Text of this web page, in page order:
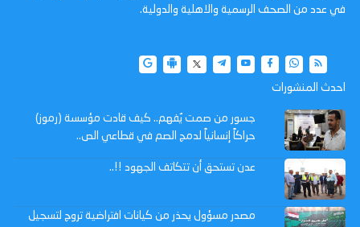
في عدد من الصحف الرسمية والاهلية والدولية.
احدث المنشورات
جسور من صمت يُفهم.. كيف قادت مؤسسة (رموز)
حراكاً إنسانياً لدمج الصم في قطاعي الص..
عدن تستحق أن تتكاتف الجهود !!..
مصدر مسؤول يحذر من كيانات افتراضية تروج لتسجيل